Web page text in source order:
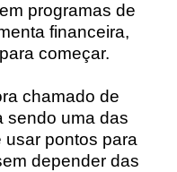
programas de
financeira,
começar.
chamado de
sendo uma das
pontos para
depender das